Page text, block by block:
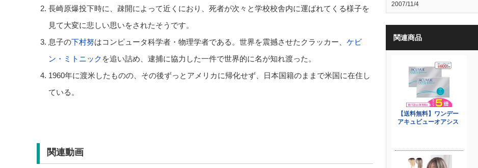
長崎原爆投下時に、疎開によって近くにおり、死者が次々と学校校舎内に運ばれてくる様子を
見て大変に悲しい思いをされたそうです。
息子の下村努はコンピュータ科学者・物理学者である。世界を震撼させたクラッカー、 ケビ
ン・ミトニック を追い詰め、逮捕に協力した一件で世界的に名が知れ渡った。
1960年に渡米したものの、その後ずっとアメリカに帰化せず、日本国籍のままで米国に在住し
ている。
関連動画
2007/11/4
関連商品